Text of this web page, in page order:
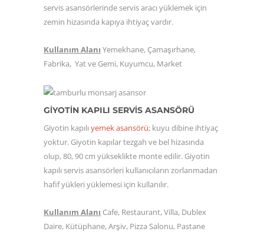
servis asansörlerinde servis aracı yüklemek için
zemin hizasında kapıya ihtiyaç vardır.
Kullanım Alanı Yemekhane, Çamaşırhane,
Fabrika, Yat ve Gemi, Kuyumcu, Market
GİYOTİN KAPILI SERVİS ASANSÖRÜ
Giyotin kapılı yemek asansörü; kuyu dibine ihtiyaç
yoktur. Giyotin kapılar tezgah ve bel hizasında
olup, 80, 90 cm yükseklikte monte edilir. Giyotin
kapılı servis asansörleri kullanıcıların zorlanmadan
hafif yükleri yüklemesi için kullanılır.
Kullanım Alanı Cafe, Restaurant, Villa, Dublex
Daire, Kütüphane, Arşiv, Pizza Salonu, Pastane